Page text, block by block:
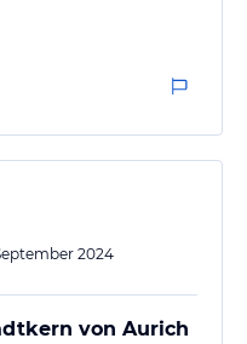
2024
von Aurich